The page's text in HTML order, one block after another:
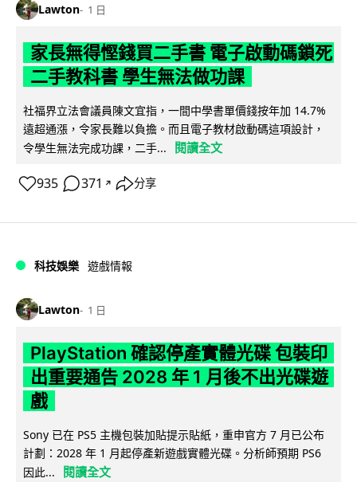
Lawton 1 日
家長無得慳錢買二手書 電子啟動碼鎖死
二手教科書 學生無法做功課
社福界立法會議員陳文宜指，一間中學書單價錢按年加 14.7%
遠超通漲，令家長難以負擔。而且電子教材啟動碼這項設計，
令學生無法完成功課，二手...
閱讀全文
935 371 ↗ 分享
科技娛樂 遊戲情報
Lawton 1 日
PlayStation 確認停產實體光碟 包裝印
出重要通告 2028 年 1 月後不出光碟遊
戲
Sony 已在 PS5 主機包裝加貼提示貼紙，重申官方 7 月已公布
計劃：2028 年 1 月起停產新遊戲實體光碟。分析師預期 PS6
因此...
閱讀全文